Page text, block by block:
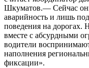
Шкуматов.— Сейчас
аварийность и лишь
поведения на дорогах.
вместе с абсурдными
водители
наполнения
фиксации».